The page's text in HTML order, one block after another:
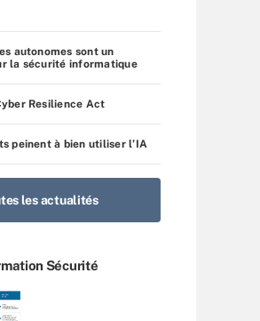
autonomes sont un
la sécurité informatique
Resilience Act
peinent à bien utiliser l’IA
les actualités
Sécurité